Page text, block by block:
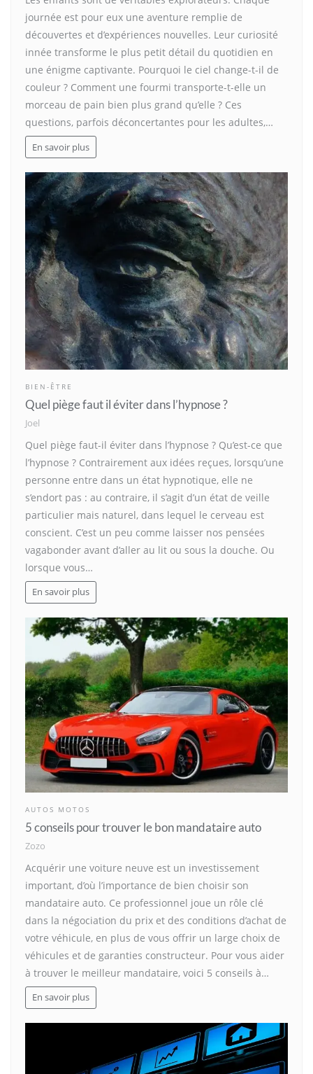
journée est pour eux une aventure remplie de
découvertes et d’expériences nouvelles. Leur curiosité
innée transforme le plus petit détail du quotidien en
une énigme captivante. Pourquoi le ciel change-t-il de
couleur ? Comment une fourmi transporte-t-elle un
morceau de pain bien plus grand qu’elle ? Ces
questions, parfois déconcertantes pour les adultes,…
En savoir plus
BIEN-ÊTRE
Quel piège faut il éviter dans l’hypnose ?
Joel
Quel piège faut-il éviter dans l’hypnose ? Qu’est-ce que
l’hypnose ? Contrairement aux idées reçues, lorsqu’une
personne entre dans un état hypnotique, elle ne
s’endort pas : au contraire, il s’agit d’un état de veille
particulier mais naturel, dans lequel le cerveau est
conscient. C’est un peu comme laisser nos pensées
vagabonder avant d’aller au lit ou sous la douche. Ou
lorsque vous…
En savoir plus
AUTOS MOTOS
5 conseils pour trouver le bon mandataire auto
Zozo
Acquérir une voiture neuve est un investissement
important, d’où l’importance de bien choisir son
mandataire auto. Ce professionnel joue un rôle clé
dans la négociation du prix et des conditions d’achat de
votre véhicule, en plus de vous offrir un large choix de
véhicules et de garanties constructeur. Pour vous aider
à trouver le meilleur mandataire, voici 5 conseils à…
En savoir plus